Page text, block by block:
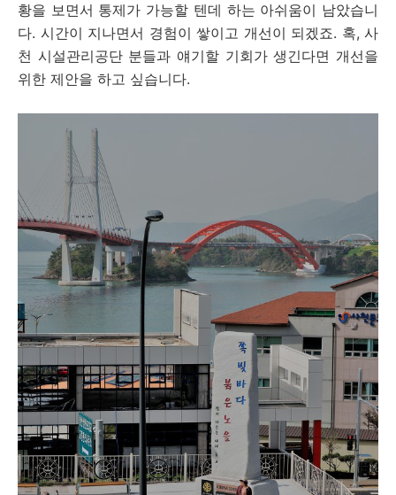
황을 보면서 통제가 가능할 텐데 하는 아쉬움이 남았습니
다. 시간이 지나면서 경험이 쌓이고 개선이 되겠죠. 혹, 사
천 시설관리공단 분들과 얘기할 기회가 생긴다면 개선을
위한 제안을 하고 싶습니다.